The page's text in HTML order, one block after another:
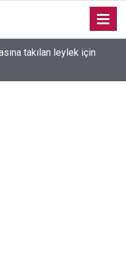
takılan leylek için